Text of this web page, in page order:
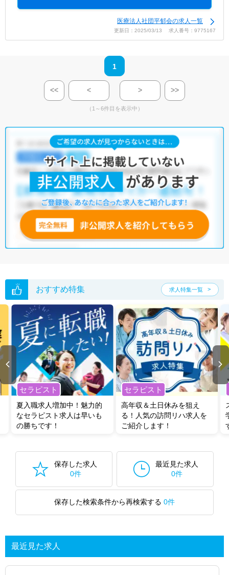
医療法人社団平郁会の求人一覧
更新日：2025/03/13 求人番号：9775167
1
<< < > >>
（1～6件目を表示中）
おすすめ特集 求人特集一覧
セラピスト
夏入職求人増加中！魅力的
なセラピスト求人は早いも
の勝ちです！
セラピスト
高年収＆土日休みを狙え
る！人気の訪問リハ求人を
ご紹介します！
保存した求人
0件
最近見た求人
0件
保存した検索条件から再検索する 0件
最近見た求人